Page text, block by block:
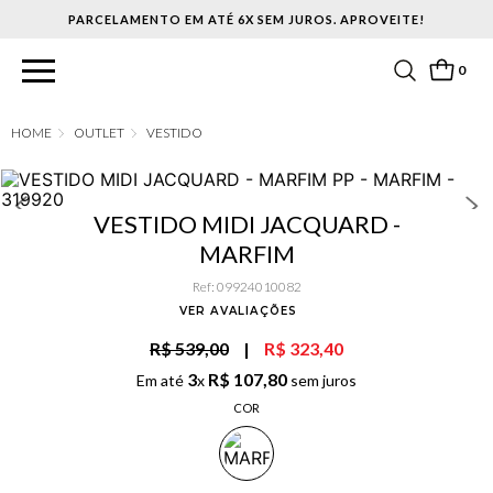
PARCELAMENTO EM ATÉ 6X SEM JUROS. APROVEITE!
0
OUTLET VESTIDO
VESTIDO MIDI JACQUARD -
MARFIM
Ref: 09924010082
VER AVALIAÇÕES
R$ 539,00 | R$ 323,40
Em até 3x R$ 107,80 sem juros
COR